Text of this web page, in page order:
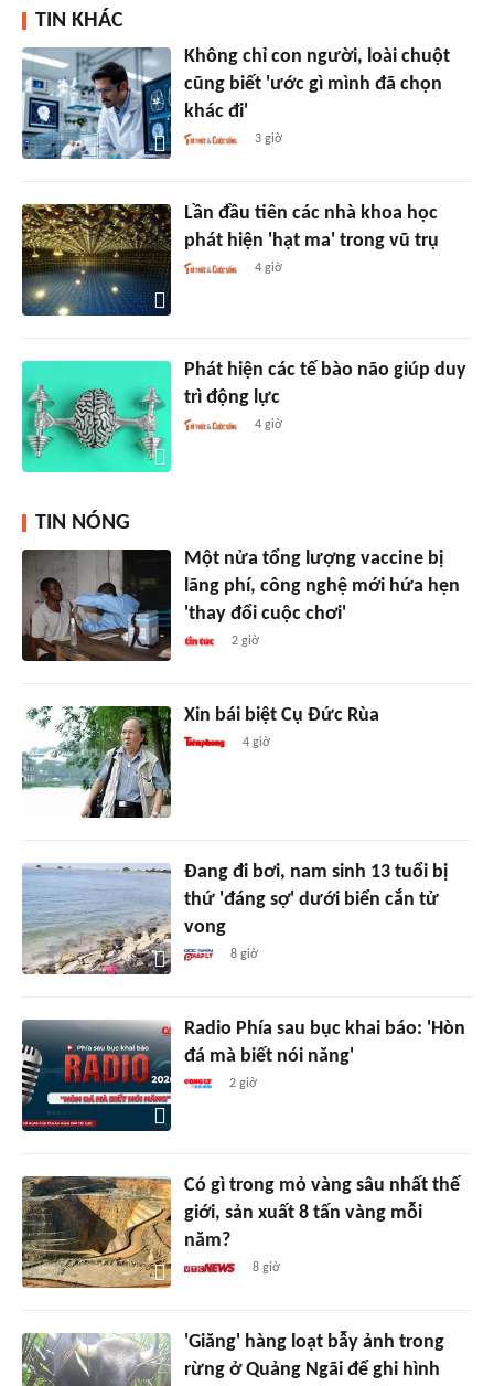
TIN KHÁC
Không chỉ con người, loài chuột
cũng biết 'ước gì mình đã chọn
khác đi'
3 giờ
Lần đầu tiên các nhà khoa học
phát hiện 'hạt ma' trong vũ trụ
4 giờ
Phát hiện các tế bào não giúp duy
trì động lực
4 giờ
TIN NÓNG
Một nửa tổng lượng vaccine bị
lãng phí, công nghệ mới hứa hẹn
'thay đổi cuộc chơi'
2 giờ
Xin bái biệt Cụ Đức Rùa
4 giờ
Đang đi bơi, nam sinh 13 tuổi bị
thứ 'đáng sợ' dưới biển cắn tử
vong
8 giờ
Radio Phía sau bục khai báo: 'Hòn
đá mà biết nói năng'
2 giờ
Có gì trong mỏ vàng sâu nhất thế
giới, sản xuất 8 tấn vàng mỗi
năm?
8 giờ
'Giăng' hàng loạt bẫy ảnh trong
rừng ở Quảng Ngãi để ghi hình